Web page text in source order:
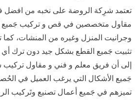
تعتمد شرِكة الروضة على نخبه من افضل
مقاول متخصصين في قص و تركيب جَميع
وجرانيت المنزل وغيره من المنشات،
تثبيت جَميع القطع بشكل جيد دون ترك أي
إلى أن فريق معلم و فني و مقاول تركيب
جَميع الأشكال التي يرغب العميل في
تميزهم في جَميع أعمال تصنيع وتَركيب